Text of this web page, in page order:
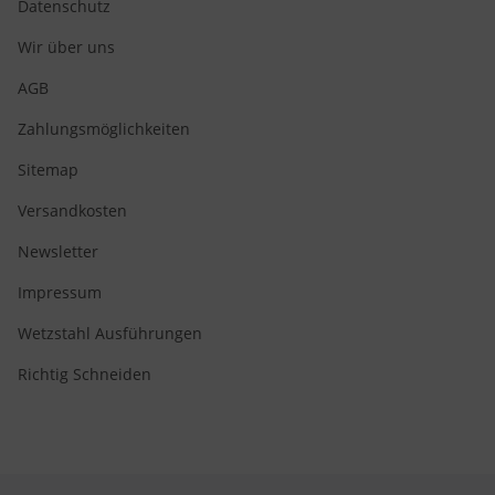
Datenschutz
Wir über uns
AGB
Zahlungsmöglichkeiten
Sitemap
Versandkosten
Newsletter
Impressum
Wetzstahl Ausführungen
Richtig Schneiden